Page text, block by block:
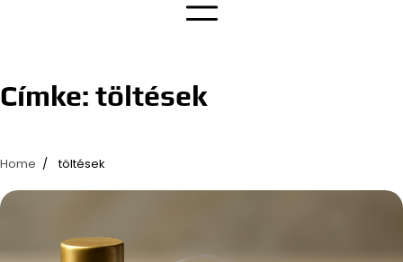
Címke: töltések
Home töltések